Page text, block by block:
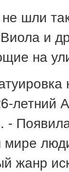
шли
и
на
летний
-
жанр